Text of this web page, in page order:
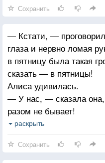
Сохранить
— Кстати, —
глаза и нервно ломая
в пятницу была такая
сказать — в пятницы!
Алиса удивилась.
— У нас, — сказала
разом не бывает!
— Какое убожество! —
раскрыть
Сохранить